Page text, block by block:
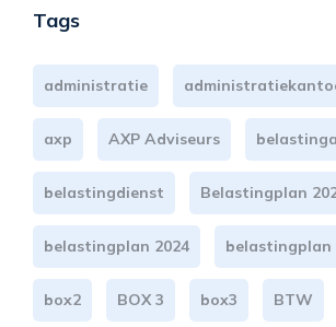
Tags
administratie
axp AXP Adviseurs
belastingdienst Belastingplan
belastingplan 2024 belastingplan
box2 BOX 3 box3 BTW